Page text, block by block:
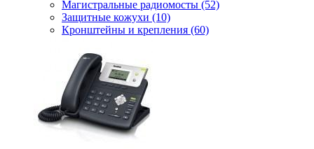
Магистральные радиомосты (52)
Защитные кожухи (10)
Кронштейны и крепления (60)